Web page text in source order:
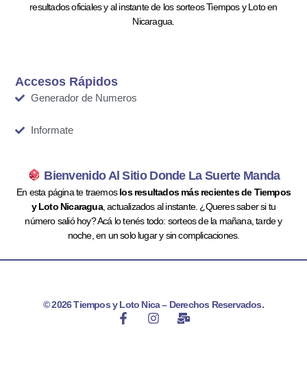
resultados oficiales y al instante de los sorteos Tiempos y Loto en
Nicaragua.
Accesos Rápidos
Generador de Numeros
Informate
Bienvenido Al Sitio Donde La Suerte Manda
En esta página te traemoslos resultados más recientes de Tiempos
y Loto Nicaragua, actualizados al instante. ¿Queres saber si tu
número salió hoy? Acá lo tenés todo: sorteos de la mañana, tarde y
noche, en un solo lugar y sin complicaciones.
© 2026 Tiempos y Loto Nica – Derechos Reservados.
F
I
M